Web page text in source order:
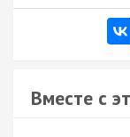
Вместе с